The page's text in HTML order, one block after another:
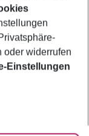
oder widerrufen
Einstellungen